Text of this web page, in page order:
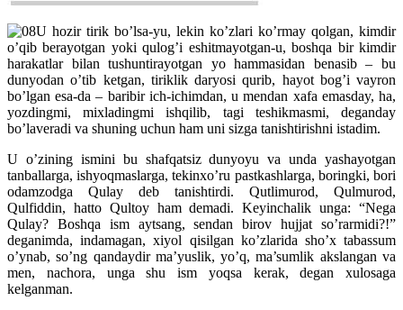
U hozir tirik bo’lsa-yu, lekin ko’zlari ko’rmay qolgan, kimdir
o’qib berayotgan yoki qulog’i eshitmayotgan-u, boshqa bir kimdir
harakatlar bilan tushuntirayotgan yo hammasidan benasib – bu
dunyodan o’tib ketgan, tiriklik daryosi qurib, hayot bog’i vayron
bo’lgan esa-da – baribir ich-ichimdan, u mendan xafa emasday, ha,
yozdingmi, mixladingmi ishqilib, tagi teshikmasmi, deganday
bo’laveradi va shuning uchun ham uni sizga tanishtirishni istadim.
U o’zining ismini bu shafqatsiz dunyoyu va unda yashayotgan
tanballarga, ishyoqmaslarga, tekinxo’ru pastkashlarga, boringki, bori
odamzodga Qulay deb tanishtirdi. Qutlimurod, Qulmurod,
Qulfiddin, hatto Qultoy ham demadi. Keyinchalik unga: “Nega
Qulay? Boshqa ism aytsang, sendan birov hujjat so’rarmidi?!”
deganimda, indamagan, xiyol qisilgan ko’zlarida sho’x tabassum
o’ynab, so’ng qandaydir ma’yuslik, yo’q, ma’sumlik akslangan va
men, nachora, unga shu ism yoqsa kerak, degan xulosaga
kelganman.